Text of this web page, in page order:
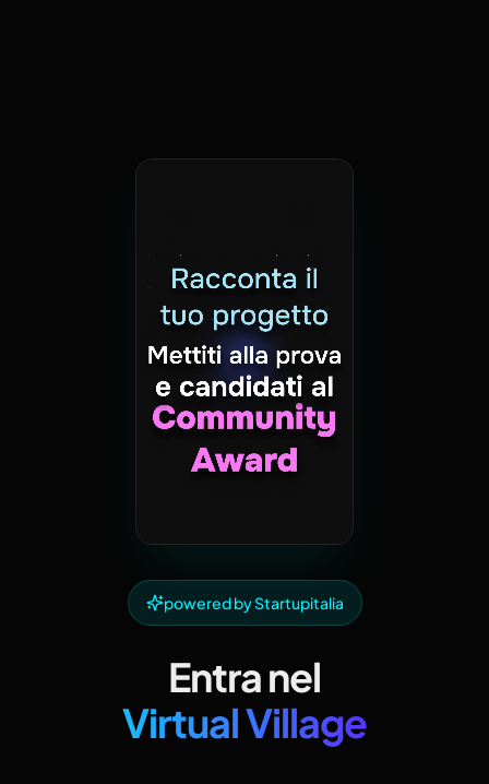
powered by Startupitalia
Entra nel
Virtual Village